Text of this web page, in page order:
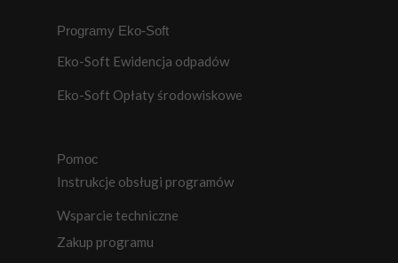
Pomoc
Instrukcje obsługi programów
Wsparcie techniczne
Zakup programu
Programy Eko-Soft
Eko-Soft Opłaty środowiskowe
Eko-Soft Ewidencja odpadów